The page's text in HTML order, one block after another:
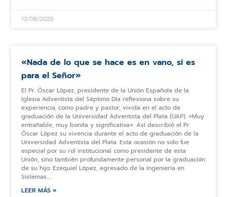
12/06/2025
«Nada de lo que se hace es en vano, si es
para el Señor»
El Pr. Óscar López, presidente de la Unión Española de la
Iglesia Adventista del Séptimo Día reflexiona sobre su
experiencia, como padre y pastor, vivida en el acto de
graduación de la Universidad Adventista del Plata (UAP). «Muy
entrañable, muy bonita y significativa». Así describió el Pr.
Óscar López su vivencia durante el acto de graduación de la
Universidad Adventista del Plata. Esta ocasión no solo fue
especial por su rol institucional como presidente de esta
Unión, sino también profundamente personal por la graduación
de su hijo: Ezequiel López, egresado de la Ingeniería en
Sistemas….
LEER MÁS »